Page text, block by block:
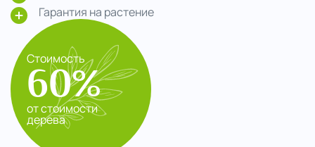
Гарантия на растение
Стоимость
60%
от стоимости
дерева